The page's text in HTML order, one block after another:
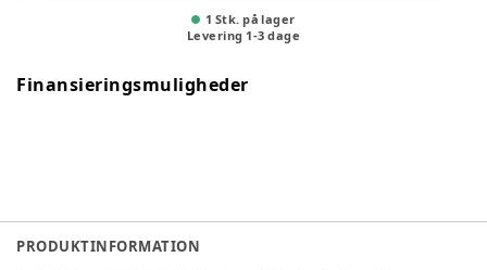
1 Stk. på lager
Levering 1-3 dage
Finansieringsmuligheder
PRODUKTINFORMATION